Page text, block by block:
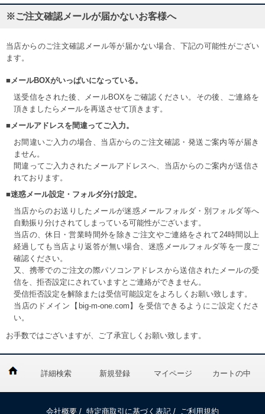
※ご注文確認メールが届かないお客様へ
当店からのご注文確認メール等が届かない場合、下記の可能性がござい
ます。
■メールBOXがいっぱいになっている。
送受信をされた後、メールBOXをご確認ください。その後、ご連絡を
頂きましたらメールを再送させて頂きます。
■メールアドレスを間違ってご入力。
お間違いご入力の場合、当店からのご注文確認・発送ご案内等が届き
ません。
間違ってご入力されたメールアドレスへ、当店からのご案内が送信さ
れております。
■迷惑メール設定・フォルダ分け設定。
当店からのお送りしたメールが迷惑メールフォルダ・別フォルダ等へ
自動振り分けされてしまっている可能性がございます。
当店の、休日・営業時間外を除きご注文やご連絡をされて24時間以上
経過しても当店より返答が無い場合、迷惑メールフォルダ等を一度ご
確認ください。
又、携帯でのご注文の際パソコンアドレスから送信されたメールの受
信を、拒否設定にされていますとご連絡ができません。
受信拒否設定を解除または受信可能設定をよろしくお願い致します。
当店のドメイン【big-m-one.com】を受信できるようにご設定くださ
い。
お手数ではございますが、ご了承宜しくお願い致します。
詳細検索 新規登録 マイページ カートの中
会社概要 / 特定商取引に基づく表記 / ご利用規約